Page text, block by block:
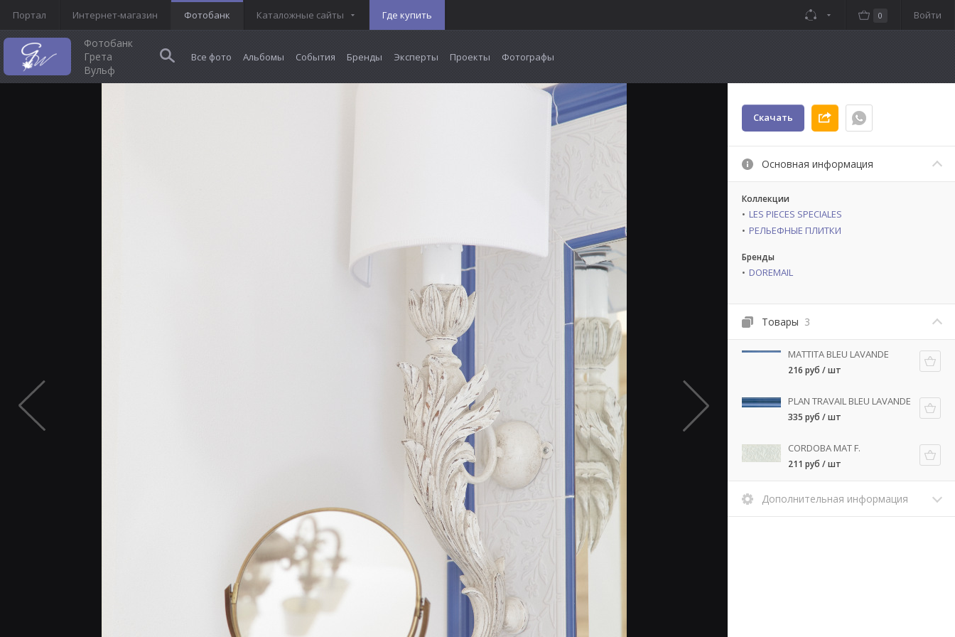
Портал Интернет-магазин Фотобанк Каталожные сайты Где купить Войти
0
Фотобанк
Грета
Вульф
Все фото Альбомы События Бренды Эксперты Проекты Фотографы
Скачать
Основная информация
Коллекции
LES PIECES SPECIALES
РЕЛЬЕФНЫЕ ПЛИТКИ
Бренды
DOREMAIL
Товары 3
MATTITA BLEU LAVANDE
216 руб / шт
PLAN TRAVAIL BLEU LAVANDE
335 руб / шт
CORDOBA MAT F.
211 руб / шт
Дополнительная информация